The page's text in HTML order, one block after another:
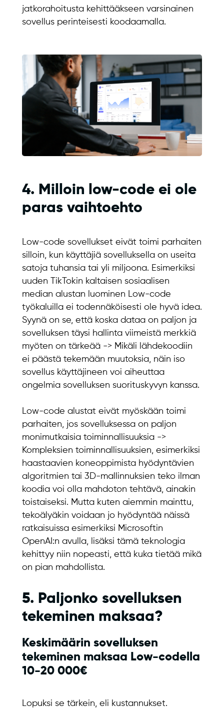
jatkorahoitusta kehittääkseen varsinainen
sovellus perinteisesti koodaamalla.
4. Milloin low-code ei ole
paras vaihtoehto
Low-code sovellukset eivät toimi parhaiten
silloin, kun käyttäjiä sovelluksella on useita
satoja tuhansia tai yli miljoona. Esimerkiksi
uuden TikTokin kaltaisen sosiaalisen
median alustan luominen Low-code
työkaluilla ei todennäköisesti ole hyvä idea.
Syynä on se, että koska dataa on paljon ja
sovelluksen täysi hallinta viimeistä merkkiä
myöten on tärkeää -> Mikäli lähdekoodiin
ei päästä tekemään muutoksia, näin iso
sovellus käyttäjineen voi aiheuttaa
ongelmia sovelluksen suorituskyvyn kanssa.
Low-code alustat eivät myöskään toimi
parhaiten, jos sovelluksessa on paljon
monimutkaisia toiminnallisuuksia ->
Kompleksien toiminnallisuuksien, esimerkiksi
haastaavien koneoppimista hyödyntävien
algoritmien tai 3D-mallinnuksien teko ilman
koodia voi olla mahdoton tehtävä, ainakin
toistaiseksi. Mutta kuten aiemmin mainttu,
tekoälyäkin voidaan jo hyödyntää näissä
ratkaisuissa esimerkiksi Microsoftin
OpenAI:n avulla, lisäksi tämä teknologia
kehittyy niin nopeasti, että kuka tietää mikä
on pian mahdollista.
5. Paljonko sovelluksen
tekeminen maksaa?
Keskimäärin sovelluksen
tekeminen maksaa Low-codella
10-20 000€
Lopuksi se tärkein, eli kustannukset.